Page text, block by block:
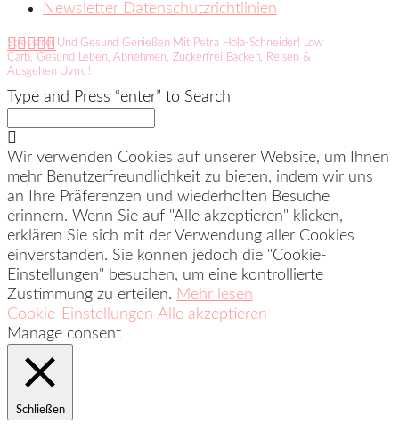
Newsletter Datenschutzrichtlinien
Stressfrei Und Gesund Genießen Mit Petra Hola-Schneider! Low
Carb, Gesund Leben, Abnehmen, Zuckerfrei Backen, Reisen &
Ausgehen Uvm. !
Type and Press “enter” to Search
Wir verwenden Cookies auf unserer Website, um Ihnen
mehr Benutzerfreundlichkeit zu bieten, indem wir uns
an Ihre Präferenzen und wiederholten Besuche
erinnern. Wenn Sie auf "Alle akzeptieren" klicken,
erklären Sie sich mit der Verwendung aller Cookies
einverstanden. Sie können jedoch die "Cookie-
Einstellungen" besuchen, um eine kontrollierte
Zustimmung zu erteilen. Mehr lesen
Cookie-Einstellungen Alle akzeptieren
Manage consent
Schließen